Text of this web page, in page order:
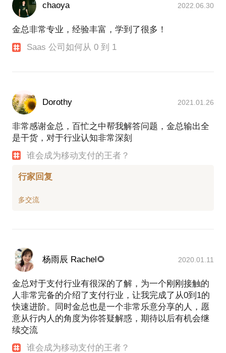
chaoya 2022.06.30
金总非常专业，经验丰富，学到了很多！
Saas 公司如何从 0 到 1
Dorothy 2021.01.26
非常感谢金总，百忙之中帮我解答问题，金总输出全
是干货，对于行业认知非常深刻
谁会成为移动支付的王者？
行家回复
杨雨辰 Rachel🌻 2020.01.11
金总对于支付行业有很深的了解，为一个刚刚接触的
人非常完备的介绍了支付行业，让我完成了从0到1的
快速进阶。同时金总也是一个非常乐意分享的人，愿
意从行内人的角度为你答疑解惑，期待以后有机会继
续交流
谁会成为移动支付的王者？